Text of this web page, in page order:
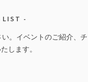
LIST
。イベントのご紹介、
します。